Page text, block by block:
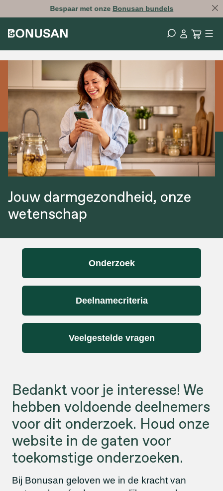
Bespaar met onze Bonusan bundels
Jouw darmgezondheid, onze
wetenschap
Onderzoek
Deelnamecriteria
Veelgestelde vragen
Bedankt voor je interesse! We
hebben voldoende deelnemers
voor dit onderzoek. Houd onze
website in de gaten voor
toekomstige onderzoeken.
Bij Bonusan geloven we in de kracht van